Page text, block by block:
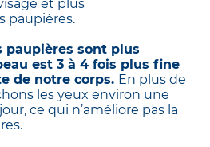
et plus
paupières.
paupières sont plus
est 3 à 4 fois plus fine
de notre corps. En plus de
les yeux environ une
ce qui n’améliore pas la